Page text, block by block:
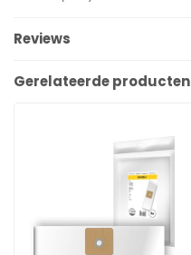
Reviews
Gerelateerde producten